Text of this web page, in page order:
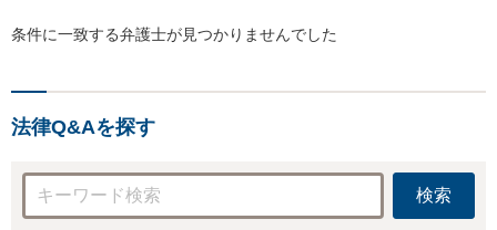
条件に一致する弁護士が見つかりませんでした
法律Q&Aを探す
検索